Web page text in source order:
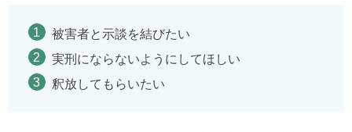
被害者と示談を結びたい
実刑にならないようにしてほしい
釈放してもらいたい